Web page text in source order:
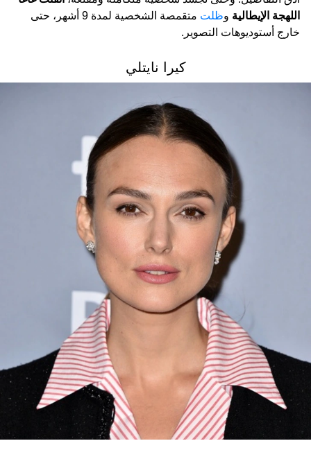
اللهجة الإيطالية وظلت
متقمصة الشخصية لمدة 9 أشهر، حتى
خارج أستوديوهات التصوير.
كيرا نايتلي